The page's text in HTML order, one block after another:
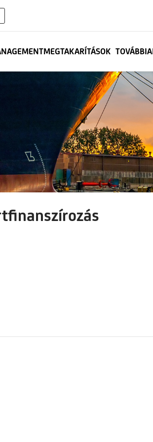
MEGTAKARÍTÁSOK